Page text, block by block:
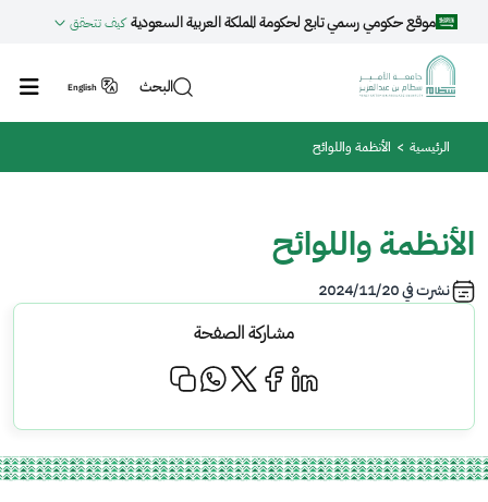
تجاوز إلى المحتوى الرئيسي
موقع حكومي رسمي تابع لحكومة المملكة العربية السعودية كيف تتحقق
البحث English
مسار التنقل
الرئيسية الأنظمة واللوائح
الأنظمة واللوائح
نشرت في2024/11/20
مشاركة الصفحة